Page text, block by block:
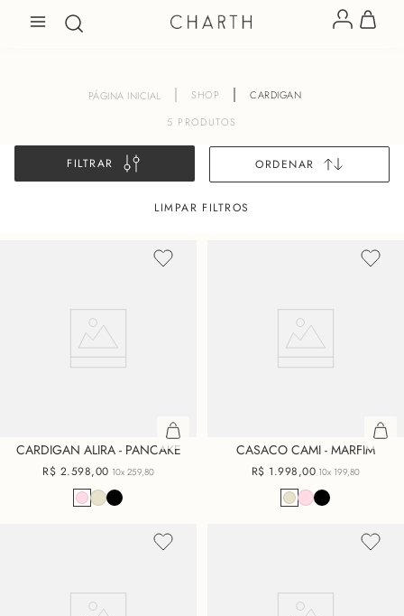
SHOP
CARDIGAN
5 PRODUTOS
FILTRAR ORDENAR
CARDIGAN ALIRA - PANCAKE
R$ 2.598,00 10x 259,80
CASACO CAMI - MARFIM
R$ 1.998,00 10x 199,80